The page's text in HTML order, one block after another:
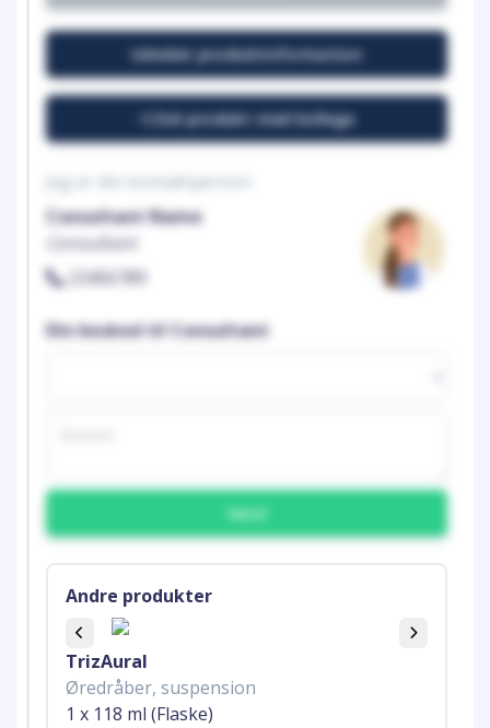
Udvidet produktinformation
Del produkt med kollega
Jeg er din kontaktperson
Consultant Name
Consultant
23456789
Din besked til Consultant
Send
Andre produkter
TrizAural
Øredråber, suspension
1 x 118 ml (Flaske)